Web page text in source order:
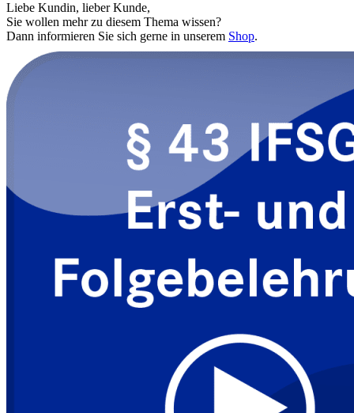
Liebe Kundin, lieber Kunde,
Sie wollen mehr zu diesem Thema wissen?
Dann informieren Sie sich gerne in unserem Shop.